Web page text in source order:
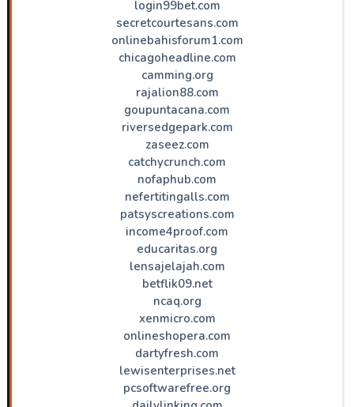
login99bet.com
secretcourtesans.com
onlinebahisforum1.com
chicagoheadline.com
camming.org
rajalion88.com
goupuntacana.com
riversedgepark.com
zaseez.com
catchycrunch.com
nofaphub.com
nefertitingalls.com
patsyscreations.com
income4proof.com
educaritas.org
lensajelajah.com
betflik09.net
ncaq.org
xenmicro.com
onlineshopera.com
dartyfresh.com
lewisenterprises.net
pcsoftwarefree.org